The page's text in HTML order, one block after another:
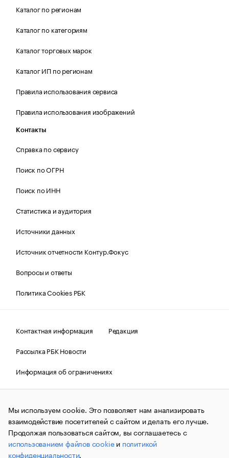
Каталог по регионам
Каталог по категориям
Каталог торговых марок
Каталог ИП по регионам
Правила использования сервиса
Правила использования изображений
Контакты
Справка по сервису
Поиск по ОГРН
Поиск по ИНН
Статистика и аудитория
Источники данных
Источник отчетности Контур.Фокус
Вопросы и ответы
Политика Cookies РБК
Контактная информация
Редакция
Рассылка РБК Новости
Информация об ограничениях
Правовая информация
О соблюдении авторских прав
© АО «РОСБИЗНЕСКОНСАЛТИНГ»,1995–2026.Сообщения
и материалы информационного агентства «РБК»
(зарегистрировано Федеральной службой по надзору в сфере
связи, информационных технологий и массовых
коммуникаций (Роскомнадзор) 09.12.2015 за номером ИА
№ФС77-63848) сопровождаются пометкой «РБК». Отдельные
Мы используем cookie. Это позволяет нам анализировать
взаимодействие посетителей с сайтом и делать его лучше.
Продолжая пользоваться сайтом, вы соглашаетесь с
использованием файлов cookieи политикой
конфиденциальности.